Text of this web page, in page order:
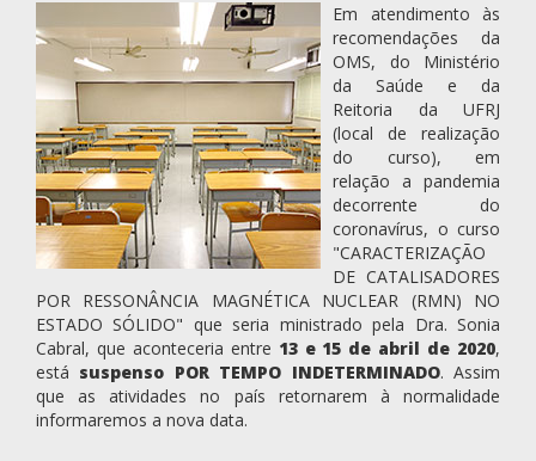
Em atendimento às
recomendações da
OMS, do Ministério
da Saúde e da
Reitoria da UFRJ
(local de realização
do curso), em
relação a pandemia
decorrente do
coronavírus, o curso
"CARACTERIZAÇÃO
DE CATALISADORES
POR RESSONÂNCIA MAGNÉTICA NUCLEAR (RMN) NO
ESTADO SÓLIDO" que seria ministrado pela Dra. Sonia
Cabral, que aconteceria entre 13 e 15 de abril de 2020,
está suspenso POR TEMPO INDETERMINADO. Assim
que as atividades no país retornarem à normalidade
informaremos a nova data.